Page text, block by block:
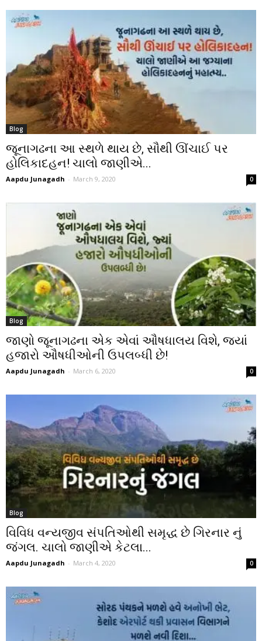
Blog
જૂનાગઢના આ સ્થળે થાય છે, સૌથી ઊંચાઈ પર
હોલિકાદહન! ચાલો જાણીએ...
Aapdu Junagadh - March 9, 2020 0
Blog
જાણો જૂનાગઢના એક એવાં ઔષધાલય વિશે, જ્યાં
હજારો ઔષધીઓની ઉપલબ્ધી છે!
Aapdu Junagadh - March 6, 2020 0
Blog
વિવિધ વન્યજીવ સંપતિઓથી સમૃદ્ધ છે ગિરનાર નું
જંગલ. ચાલો જાણીએ કેટલા...
Aapdu Junagadh - March 4, 2020 0